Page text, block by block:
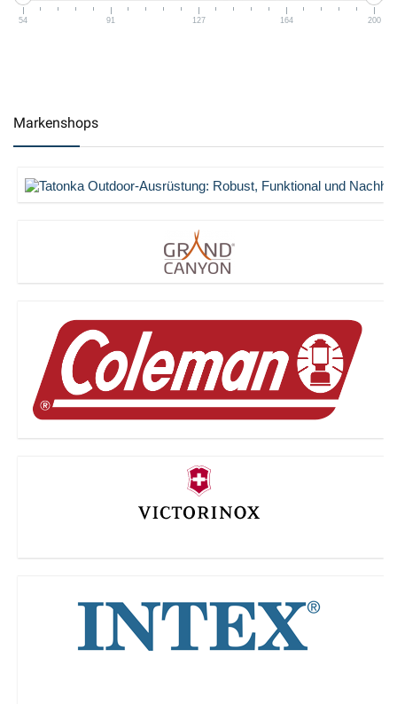
54 91 127 164 200
Markenshops